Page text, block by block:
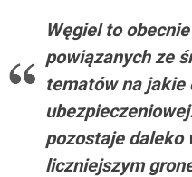
Węgiel to
powiązanych ze
tematów na jakie
pozostaje daleko
liczniejszym